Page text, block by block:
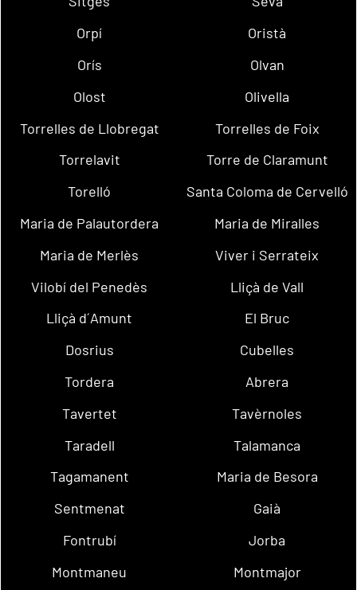
Orpí
Oristà
Orís
Olvan
Olost
Olivella
Torrelles de Llobregat
Torrelles de Foix
Torrelavit
Torre de Claramunt
Torelló
Santa Coloma de Cervelló
Maria de Palautordera
Maria de Miralles
Maria de Merlès
Viver i Serrateix
Vilobí del Penedès
Lliçà de Vall
Lliçà d´Amunt
El Bruc
Dosrius
Cubelles
Tordera
Abrera
Tavertet
Tavèrnoles
Taradell
Talamanca
Tagamanent
Maria de Besora
Sentmenat
Gaià
Fontrubí
Jorba
Montmaneu
Montmajor